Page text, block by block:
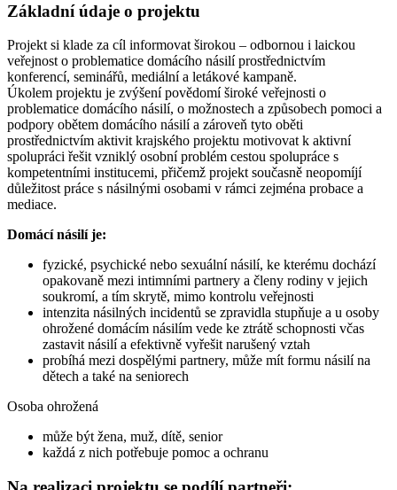
Základní údaje o projektu
Projekt si klade za cíl informovat širokou – odbornou i laickou
veřejnost o problematice domácího násilí prostřednictvím
konferencí, seminářů, mediální a letákové kampaně.
Úkolem projektu je zvýšení povědomí široké veřejnosti o
problematice domácího násilí, o možnostech a způsobech pomoci a
podpory obětem domácího násilí a zároveň tyto oběti
prostřednictvím aktivit krajského projektu motivovat k aktivní
spolupráci řešit vzniklý osobní problém cestou spolupráce s
kompetentními institucemi, přičemž projekt současně neopomíjí
důležitost práce s násilnými osobami v rámci zejména probace a
mediace.
Domácí násilí je:
fyzické, psychické nebo sexuální násilí, ke kterému dochází
opakovaně mezi intimními partnery a členy rodiny v jejich
soukromí, a tím skrytě, mimo kontrolu veřejnosti
intenzita násilných incidentů se zpravidla stupňuje a u osoby
ohrožené domácím násilím vede ke ztrátě schopnosti včas
zastavit násilí a efektivně vyřešit narušený vztah
probíhá mezi dospělými partnery, může mít formu násilí na
dětech a také na seniorech
Osoba ohrožená
může být žena, muž, dítě, senior
každá z nich potřebuje pomoc a ochranu